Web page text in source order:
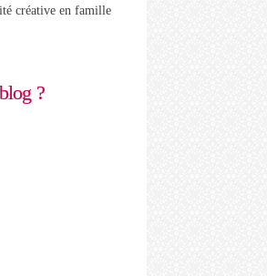
créative en famille
?